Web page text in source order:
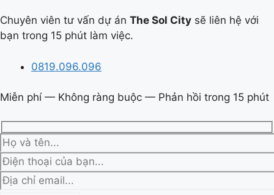
Chuyên viên tư vấn dự án The Sol City sẽ liên hệ với
bạn trong 15 phút làm việc.
0819.096.096
Miễn phí — Không ràng buộc — Phản hồi trong 15 phút